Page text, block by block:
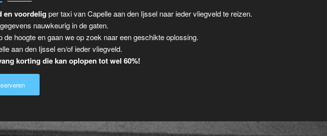
en voordelig per taxi van Capelle aan den Ijssel naar ieder vliegveld te reizen.
nauwkeurig in de gaten.
hoogte en gaan we op zoek naar een geschikte oplossing.
aan den Ijssel en/of ieder vliegveld.
korting die kan oplopen tot wel 60%!